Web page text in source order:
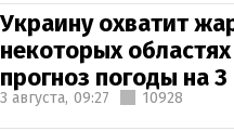
Украину охватит
некоторых
прогноз погоды на 3
3 августа, 09:27 10928